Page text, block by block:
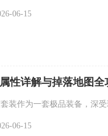
06-15
性详解与掉落地图全
装作为一套极品装备，深
06-15